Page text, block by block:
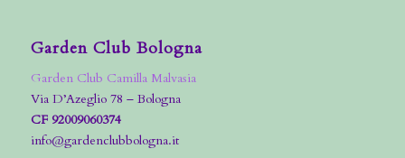
Garden Club Bologna
Garden Club Camilla Malvasia
Via D’Azeglio 78 – Bologna
CF 92009060374
info@gardenclubbologna.it